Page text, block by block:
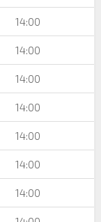
14:00
14:00
14:00
14:00
14:00
14:00
14:00